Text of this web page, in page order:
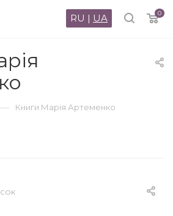
0
RU | UA
— Книги Марія Артеменко